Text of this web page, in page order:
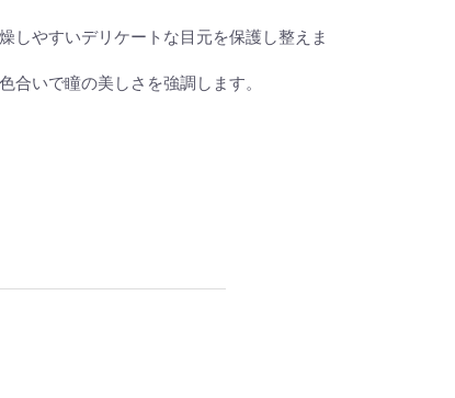
しやすいデリケートな目元を保護し整えま
合いで瞳の美しさを強調します。